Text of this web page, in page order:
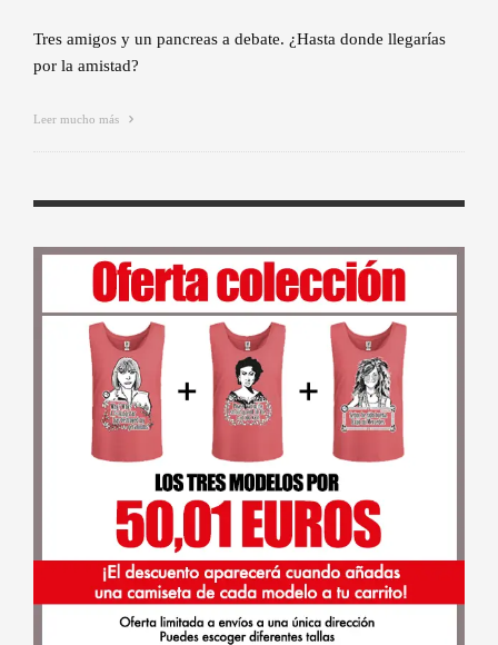
Tres amigos y un pancreas a debate. ¿Hasta donde llegarías
por la amistad?
Leer mucho más